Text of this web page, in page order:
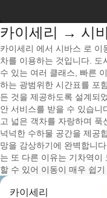
카이세리 → 시
카이세리 에서 시바스 로 이
차를 이용하는 것입니다.
수 있는 여러 클래스, 빠른
하는 광범위한 시간표를 포
든 것을 제공하도록 설계되
안 서비스를 받을 수 있습니
고 넓은 객차를 자랑하며
넉넉한 수하물 공간을 제공
망을 감상하기에 완벽합니
는 또 다른 이유는 기차역이
할 수 있어 이동이 매우 쉽기
카이세리